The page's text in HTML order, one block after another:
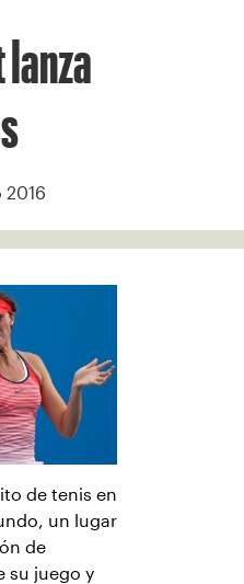
lanza
2016
de tenis en
un lugar
de
su juego y